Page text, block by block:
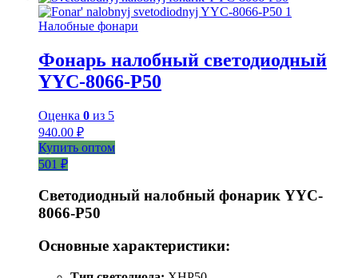
Налобные фонари
Фонарь налобный светодиодный
YYC-8066-P50
Оценка 0 из 5
940.00 ₽
Купить оптом
501 ₽
Светодиодный налобный фонарик YYC-
8066-P50
Основные характеристики: